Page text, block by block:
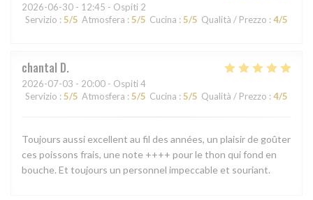
2026-06-30 - 12:45 - Ospiti 2
Servizio : 5/5 Atmosfera : 5/5 Cucina : 5/5 Qualità / Prezzo : 4/5
chantal D
2026-07-03 - 20:00 - Ospiti 4
Servizio : 5/5 Atmosfera : 5/5 Cucina : 5/5 Qualità / Prezzo : 4/5
Toujours aussi excellent au fil des années, un plaisir de goûter
ces poissons frais, une note ++++ pour le thon qui fond en
bouche. Et toujours un personnel impeccable et souriant.